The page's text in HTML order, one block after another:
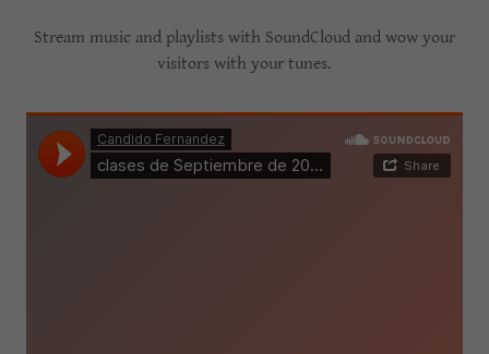
Stream music and playlists with SoundCloud and wow your
visitors with your tunes.